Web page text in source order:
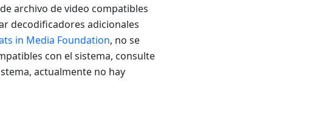
archivo de video compatibles
decodificadores adicionales
in Media Foundation, no se
con el sistema, consulte
actualmente no hay